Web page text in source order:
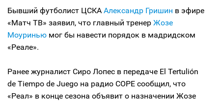
Бывший футболист ЦСКА Александр Гришин в эфире
«Матч ТВ» заявил, что главный тренер Жозе
Моуринью мог бы навести порядок в мадридском
«Реале».
Ранее журналист Сиро Лопес в передаче El Tertulión
de Tiempo de Juego на радио COPE сообщил, что
«Реал» в конце сезона объявит о назначении Жозе